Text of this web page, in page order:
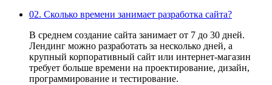
02. Сколько времени занимает разработка сайта?
В среднем создание сайта занимает от 7 до 30 дней.
Лендинг можно разработать за несколько дней, а
крупный корпоративный сайт или интернет-магазин
требует больше времени на проектирование, дизайн,
программирование и тестирование.